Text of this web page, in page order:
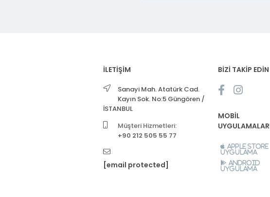
İLETİŞİM
Sanayi Mah. Atatürk Cad.
Kayın Sok. No:5 Güngören /
İSTANBUL
Müşteri Hizmetleri:
+90 212 505 55 77
[email protected]
BİZİ TAKİP EDİN
MOBİL
Apple Store
Uygulama
Android
Uygulama